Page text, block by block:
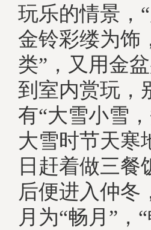
玩乐的情景，
金铃彩缕为饰
类”，又用金
到室内赏玩
有“大雪小雪
大雪时节天寒
日赶着做三餐
后便进入仲冬
月为“畅月”，